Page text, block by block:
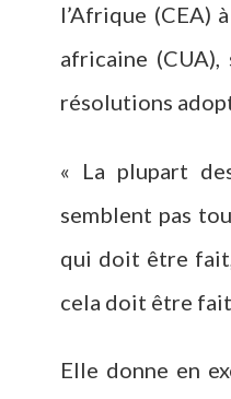
l’Afrique (CEA)
africaine
résolutions
« La plupart
semblent pas
qui doit être
cela doit être
Elle donne en